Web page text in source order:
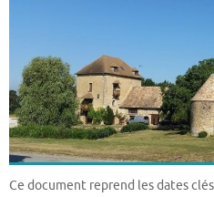
Ce document reprend les dates